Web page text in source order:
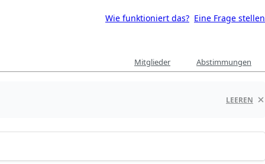
Wie funktioniert das? Eine Frage stellen
Mitglieder Abstimmungen
LEEREN